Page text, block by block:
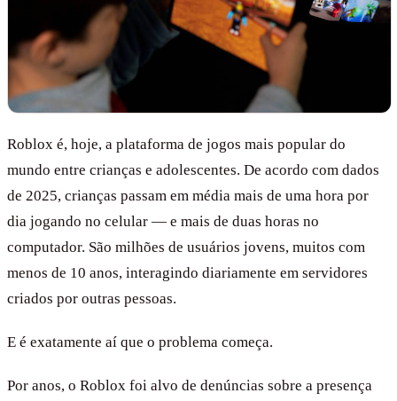
Roblox é, hoje, a plataforma de jogos mais popular do
mundo entre crianças e adolescentes. De acordo com dados
de 2025, crianças passam em média mais de uma hora por
dia jogando no celular — e mais de duas horas no
computador. São milhões de usuários jovens, muitos com
menos de 10 anos, interagindo diariamente em servidores
criados por outras pessoas.
E é exatamente aí que o problema começa.
Por anos, o Roblox foi alvo de denúncias sobre a presença